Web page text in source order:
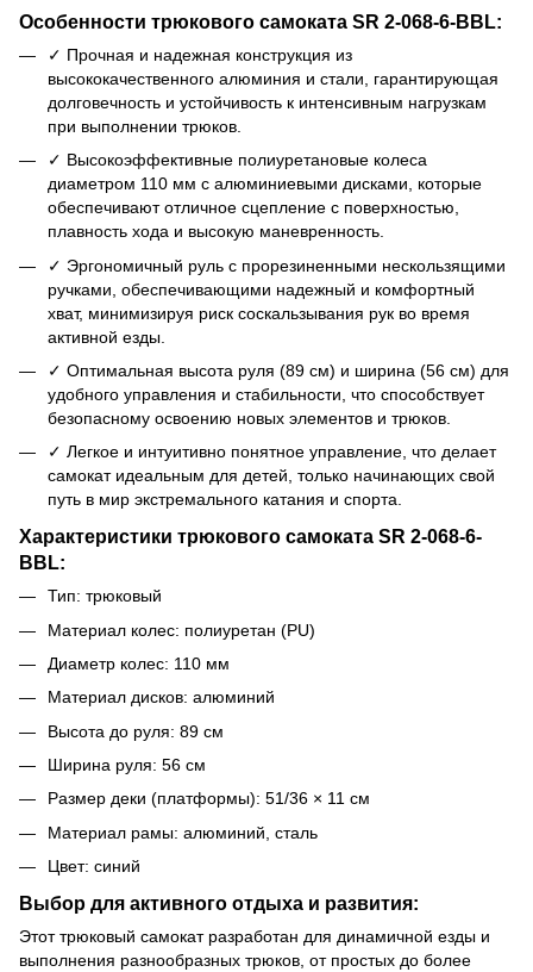
Особенности трюкового самоката SR 2-068-6-BBL:
✓ Прочная и надежная конструкция из
высококачественного алюминия и стали, гарантирующая
долговечность и устойчивость к интенсивным нагрузкам
при выполнении трюков.
✓ Высокоэффективные полиуретановые колеса
диаметром 110 мм с алюминиевыми дисками, которые
обеспечивают отличное сцепление с поверхностью,
плавность хода и высокую маневренность.
✓ Эргономичный руль с прорезиненными нескользящими
ручками, обеспечивающими надежный и комфортный
хват, минимизируя риск соскальзывания рук во время
активной езды.
✓ Оптимальная высота руля (89 см) и ширина (56 см) для
удобного управления и стабильности, что способствует
безопасному освоению новых элементов и трюков.
✓ Легкое и интуитивно понятное управление, что делает
самокат идеальным для детей, только начинающих свой
путь в мир экстремального катания и спорта.
Характеристики трюкового самоката SR 2-068-6-
BBL:
Тип: трюковый
Материал колес: полиуретан (PU)
Диаметр колес: 110 мм
Материал дисков: алюминий
Высота до руля: 89 см
Ширина руля: 56 см
Размер деки (платформы): 51/36 × 11 см
Материал рамы: алюминий, сталь
Цвет: синий
Выбор для активного отдыха и развития:
Этот трюковый самокат разработан для динамичной езды и
выполнения разнообразных трюков, от простых до более